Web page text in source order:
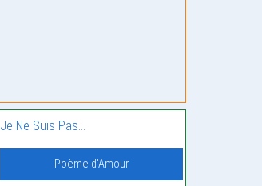
Je Ne Suis Pas…
Poème d'Amour